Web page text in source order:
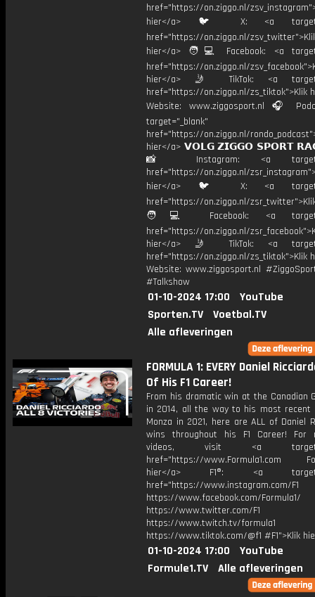
href="https://on.ziggo.nl/
hier</a> 🐦 X: <a
href="https://on.ziggo.nl/
hier</a> 🧑💻 Facebook: <a
href="https://on.ziggo.nl/
hier</a> 🤳 TikTok: <a
href="https://on.ziggo.nl/zs_tiktok">Klik
Website: www.ziggosport.nl 🎧
target="_blank"
href="https://on.ziggo.nl/
hier</a> 𝗩𝗢𝗟𝗚 𝗭𝗜𝗚𝗚𝗢 𝗦𝗣𝗢𝗥𝗧
📸 Instagram: <a
href="https://on.ziggo.nl/
hier</a> 🐦 X: <a
href="https://on.ziggo.nl/
🧑💻 Facebook: <a
href="https://on.ziggo.nl/
hier</a> 🤳 TikTok: <a
href="https://on.ziggo.nl/zs_tiktok">Klik
Website: www.ziggosport.nl
#Talkshow
01-10-2024 17:00
YouTube
Sporten.TV
Voetbal.TV
Alle afleveringen
FORMULA 1: EVERY Daniel
Of His F1 Career!
From his dramatic win at the Canadian
in 2014, all the way to his most recent
Monza in 2021, here are ALL of Daniel
wins throughout his F1 Career! For
videos, visit <a
href="https://www.Formula1.com
hier</a> F1®: <a
href="https://www.instagram.com/F1
https://www.facebook.com/Formula1/
https://www.twitter.com/F1
https://www.twitch.tv/formula1
https://www.tiktok.com/@f1 #F1">Klik
01-10-2024 17:00
YouTube
Formule1.TV
Alle afleveringen